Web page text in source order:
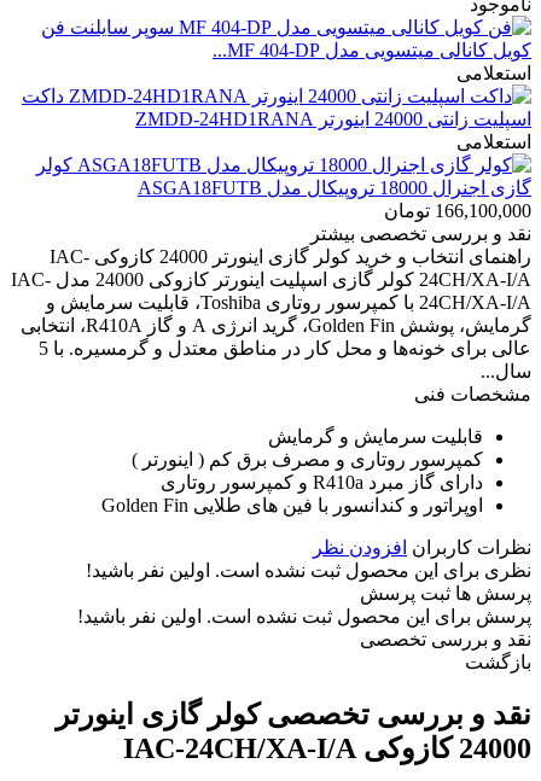
فن
کویل کانالی میتسویی مدل MF 404-DP...
استعلامی
داکت
اسپلیت زانتی 24000 اینورتر ZMDD-24HD1RANA
استعلامی
کولر
گازی اجنرال 18000 تروپیکال مدل ASGA18FUTB
166,100,000 تومان
نقد و بررسی تخصصی بیشتر
راهنمای انتخاب و خرید کولر گازی اینورتر 24000 کازوکی IAC-
24CH/XA-I/A کولر گازی اسپلیت اینورتر کازوکی 24000 مدل IAC-
24CH/XA-I/A با کمپرسور روتاری Toshiba، قابلیت سرمایش و
گرمایش، پوشش Golden Fin، گرید انرژی A و گاز R410A، انتخابی
عالی برای خونه‌ها و محل کار در مناطق معتدل و گرمسیره. با 5
سال...
مشخصات فنی
قابلیت سرمایش و گرمایش
کمپرسور روتاری و مصرف برق کم ( اینورتر )
دارای گاز مبرد R410a و کمپرسور روتاری
اوپراتور و کندانسور با فین های طلایی Golden Fin
نظرات کاربران افزودن نظر
نظری برای این محصول ثبت نشده است. اولین نفر باشید!
پرسش ها ثبت پرسش
پرسش برای این محصول ثبت نشده است. اولین نفر باشید!
نقد و بررسی تخصصی
بازگشت
نقد و بررسی تخصصیکولر گازی اینورتر
24000 کازوکی IAC-24CH/XA-I/A